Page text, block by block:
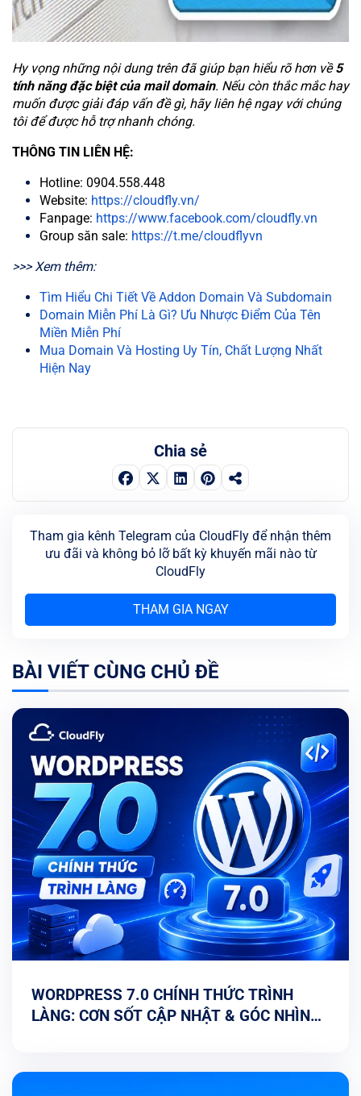
Hy vọng những nội dung trên đã giúp bạn hiểu rõ hơn về5
tính năng đặc biệt của mail domain. Nếu còn thắc mắc hay
muốn được giải đáp vấn đề gì, hãy liên hệ ngay với chúng
tôi để được hỗ trợ nhanh chóng.
THÔNG TIN LIÊN HỆ:
Hotline: 0904.558.448
Website: https://cloudfly.vn/
Fanpage: https://www.facebook.com/cloudfly.vn
Group săn sale: https://t.me/cloudflyvn
>>> Xem thêm:
Tìm Hiểu Chi Tiết Về Addon Domain Và Subdomain
Domain Miễn Phí Là Gì? Ưu Nhược Điểm Của Tên
Miền Miễn Phí
Mua Domain Và Hosting Uy Tín, Chất Lượng Nhất
Hiện Nay
Chia sẻ
Tham gia kênh Telegram của CloudFly để nhận thêm
ưu đãi và không bỏ lỡ bất kỳ khuyến mãi nào từ
CloudFly
THAM GIA NGAY
BÀI VIẾT CÙNG CHỦ ĐỀ
WORDPRESS 7.0 CHÍNH THỨC TRÌNH
LÀNG: CƠN SỐT CẬP NHẬT & GÓC NHÌN